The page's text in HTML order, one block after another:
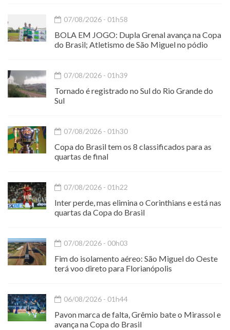
07/08/2026 - 01h58
BOLA EM JOGO: Dupla Grenal avança na Copa
do Brasil; Atletismo de São Miguel no pódio
07/08/2026 - 01h39
Tornado é registrado no Sul do Rio Grande do
Sul
07/08/2026 - 01h30
Copa do Brasil tem os 8 classificados para as
quartas de final
07/08/2026 - 01h22
Inter perde, mas elimina o Corinthians e está nas
quartas da Copa do Brasil
07/08/2026 - 00h03
Fim do isolamento aéreo: São Miguel do Oeste
terá voo direto para Florianópolis
06/08/2026 - 01h44
Pavon marca de falta, Grêmio bate o Mirassol e
avança na Copa do Brasil